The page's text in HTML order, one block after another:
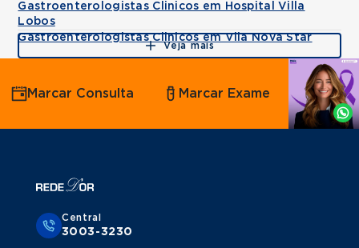
Gastroenterologistas Clinicos em Hospital Villa
Lobos
Gastroenterologistas Clinicos em Vila Nova Star
Veja mais
Agende
por
Whatsapp
Marcar Consulta Marcar Exame
Central
3003-3230